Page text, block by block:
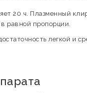
20 ч. Плазменный
равной пропорции.
легкой и